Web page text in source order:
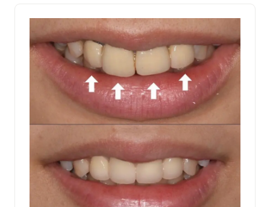
ス 治療期間 1.5か月 費用 プレミアムセラ …